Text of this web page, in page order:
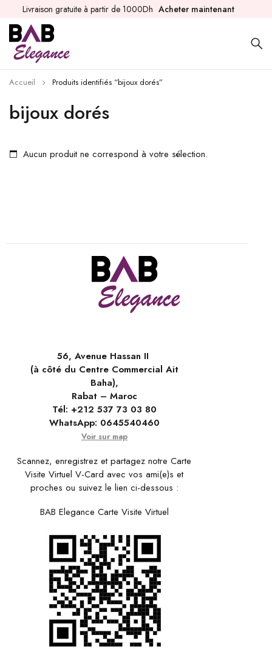
Livraison gratuite à partir de 1000Dh Acheter maintenant
bijoux dorés
Accueil Produits identifiés “bijoux dorés”
Aucun produit ne correspond à votre sélection.
56, Avenue Hassan II
(à côté du Centre Commercial Ait
Baha),
Rabat – Maroc
Tél: +212 537 73 03 80
WhatsApp: 0645540460
Voir sur map
Scannez, enregistrez et partagez notre Carte
Visite Virtuel V-Card avec vos ami(e)s et
proches ou suivez le lien ci-dessous :
BAB Elegance Carte Visite Virtuel